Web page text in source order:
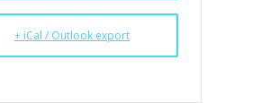
+ iCal / Outlook export